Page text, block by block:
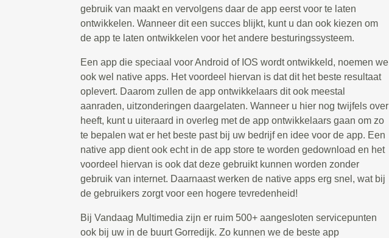
gebruik van maakt en vervolgens daar de app eerst voor te laten
ontwikkelen. Wanneer dit een succes blijkt, kunt u dan ook kiezen om
de app te laten ontwikkelen voor het andere besturingssysteem.
Een app die speciaal voor Android of IOS wordt ontwikkeld, noemen we
ook wel native apps. Het voordeel hiervan is dat dit het beste resultaat
oplevert. Daarom zullen de app ontwikkelaars dit ook meestal
aanraden, uitzonderingen daargelaten. Wanneer u hier nog twijfels over
heeft, kunt u uiteraard in overleg met de app ontwikkelaars gaan om zo
te bepalen wat er het beste past bij uw bedrijf en idee voor de app. Een
native app dient ook echt in de app store te worden gedownload en het
voordeel hiervan is ook dat deze gebruikt kunnen worden zonder
gebruik van internet. Daarnaast werken de native apps erg snel, wat bij
de gebruikers zorgt voor een hogere tevredenheid!
Bij Vandaag Multimedia zijn er ruim 500+ aangesloten servicepunten
ook bij uw in de buurt Gorredijk. Zo kunnen we de beste app